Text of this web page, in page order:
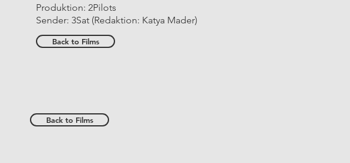
Produktion: 2Pilots
Sender: 3Sat (Redaktion: Katya Mader)
Back to Films
Back to Films